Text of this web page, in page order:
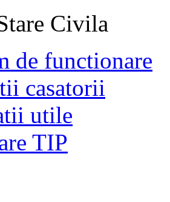
Civila
de functionare
casatorii
utile
TIP